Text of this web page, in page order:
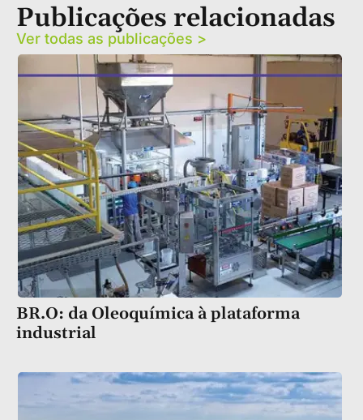
Publicações relacionadas
Ver todas as publicações >
BR.O: da Oleoquímica à plataforma
industrial